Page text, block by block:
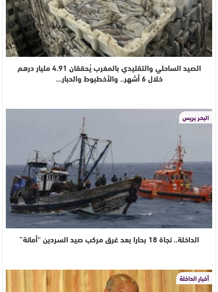
الصيد الساحلي والتقليدي بالمغرب يُحققان 4.91 مليار درهم
خلال 6 أشهر.. والأخطبوط والحبار…
البحر بريس
الداخلة.. نجاة 18 بحارا بعد غرق مركب صيد السردين “أمانة”
أخبار الداخلة